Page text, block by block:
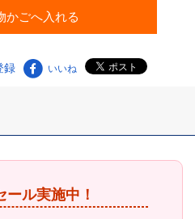
録 いいね
ル実施中！